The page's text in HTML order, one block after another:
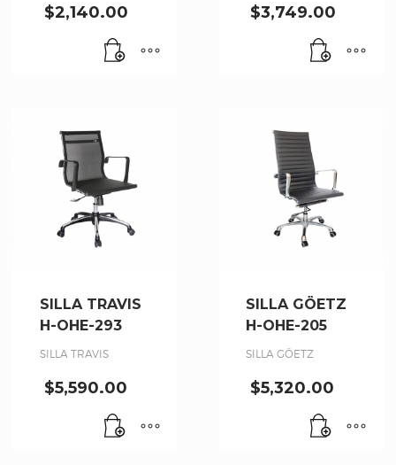
$2,140.00 $3,749.00
SILLA TRAVIS
H-OHE-293
SILLA TRAVIS
$5,590.00
SILLA GÖETZ
H-OHE-205
SILLA GÖETZ
$5,320.00